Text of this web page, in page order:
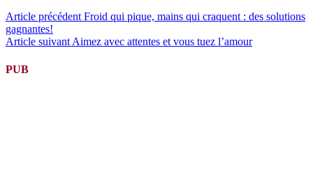
Lire
la
Article précédentFroid qui pique, mains qui craquent : des solutions
gagnantes!
Article suivantAimez avec attentes et vous tuez l’amour
PUB